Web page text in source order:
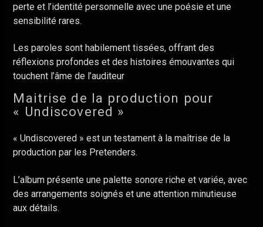
perte et l’identité personnelle avec une poésie et une
sensibilité rares.
Les paroles sont habilement tissées, offrant des
réflexions profondes et des histoires émouvantes qui
touchent l’âme de l’auditeur
Maitrise de la production pour
« Undiscovered »
« Undiscovered » est un testament à la maîtrise de la
production par les Pretenders.
L’album présente une palette sonore riche et variée, avec
des arrangements soignés et une attention minutieuse
aux détails.